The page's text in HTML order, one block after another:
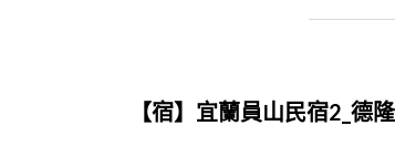
【宿】宜蘭員山民宿2_德